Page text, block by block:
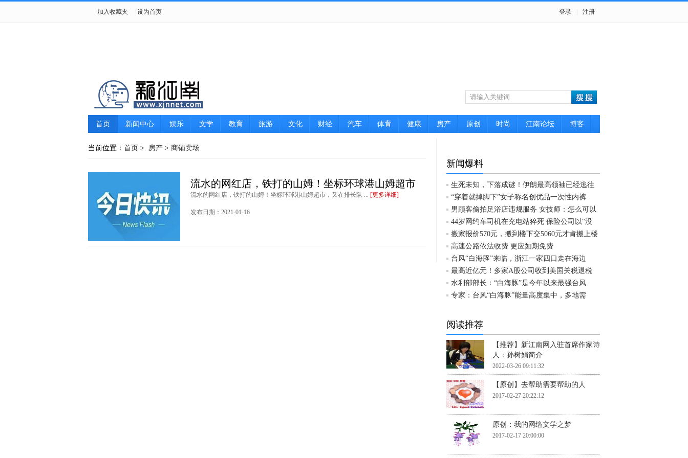
加入收藏夹 设为首页 登录 注册
首页 新闻中心 娱乐 文学 教育 旅游 文化 财经 汽车 体育 健康 房产 原创 时尚 江南论坛 博客
当前位置： 首页 > 房产 > 商铺卖场
流水的网红店，铁打的山姆！坐标环球港山姆超市
流水的网红店，铁打的山姆！坐标环球港山姆超市，又在排长队 ... [更多详细]
发布日期：2021-01-16
新闻爆料
生死未知，下落成谜！伊朗最高领袖已经逃往
“穿着就掉脚下”女子称名创优品一次性内裤
男顾客偷拍足浴店违规服务 女技师：怎么可以
44岁网约车司机在充电站猝死 保险公司以“没
搬家报价570元，搬到楼下交5060元才肯搬上楼
高速公路依法收费 更应如期免费
台风“白海豚”来临，浙江一家四口走在海边
最高近亿元！多家A股公司收到美国关税退税
水利部部长：“白海豚”是今年以来最强台风
专家：台风“白海豚”能量高度集中，多地需
阅读推荐
【推荐】新江南网入驻首席作家诗
人：孙树娟简介
2022-03-26 09:11:32
【原创】去帮助需要帮助的人
2017-02-27 20:22:12
原创：我的网络文学之梦
2017-02-17 20:00:00